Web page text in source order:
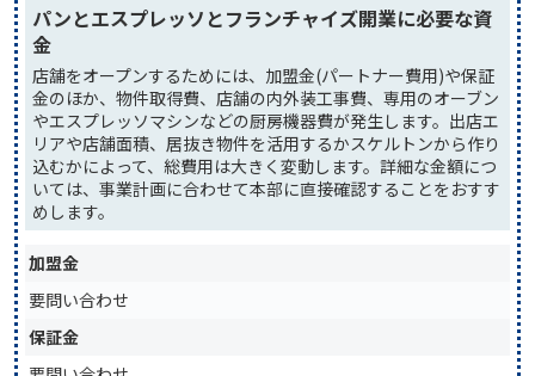
パンとエスプレッソとフランチャイズ開業に必要な資
金
店舗をオープンするためには、加盟金(パートナー費用)や保証
金のほか、物件取得費、店舗の内外装工事費、専用のオーブン
やエスプレッソマシンなどの厨房機器費が発生します。出店エ
リアや店舗面積、居抜き物件を活用するかスケルトンから作り
込むかによって、総費用は大きく変動します。詳細な金額につ
いては、事業計画に合わせて本部に直接確認することをおすす
めします。
加盟金
要問い合わせ
保証金